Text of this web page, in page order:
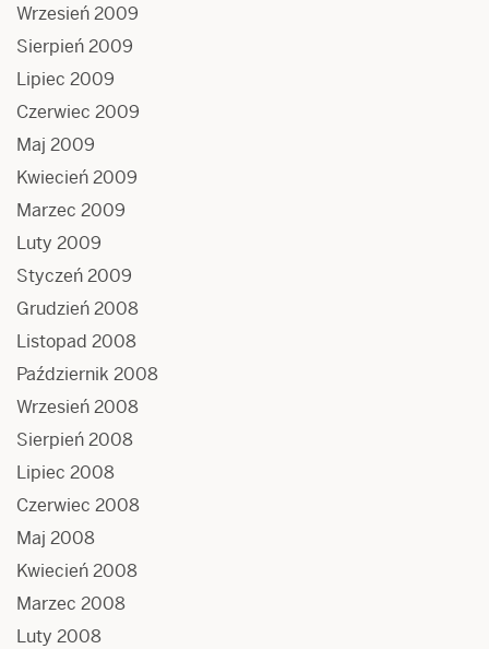
Wrzesień 2009
Sierpień 2009
Lipiec 2009
Czerwiec 2009
Maj 2009
Kwiecień 2009
Marzec 2009
Luty 2009
Styczeń 2009
Grudzień 2008
Listopad 2008
Październik 2008
Wrzesień 2008
Sierpień 2008
Lipiec 2008
Czerwiec 2008
Maj 2008
Kwiecień 2008
Marzec 2008
Luty 2008